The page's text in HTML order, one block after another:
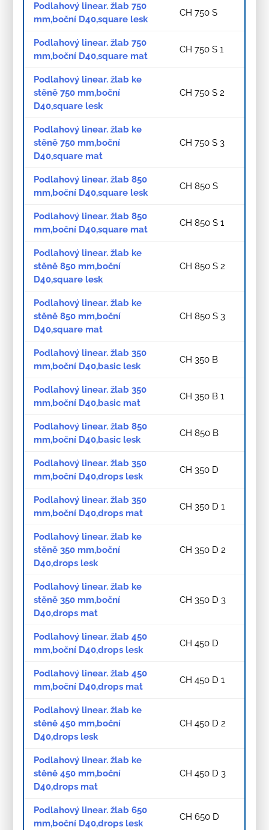
Podlahový linear. žlab 750
mm,boční D40,square lesk
CH 750 S
Podlahový linear. žlab 750
mm,boční D40,square mat
CH 750 S 1
Podlahový linear. žlab ke
stěně 750 mm,boční
D40,square lesk
CH 750 S 2
Podlahový linear. žlab ke
stěně 750 mm,boční
D40,square mat
CH 750 S 3
Podlahový linear. žlab 850
mm,boční D40,square lesk
CH 850 S
Podlahový linear. žlab 850
mm,boční D40,square mat
CH 850 S 1
Podlahový linear. žlab ke
stěně 850 mm,boční
D40,square lesk
CH 850 S 2
Podlahový linear. žlab ke
stěně 850 mm,boční
D40,square mat
CH 850 S 3
Podlahový linear. žlab 350
mm,boční D40,basic lesk
CH 350 B
Podlahový linear. žlab 350
mm,boční D40,basic mat
CH 350 B 1
Podlahový linear. žlab 850
mm,boční D40,basic lesk
CH 850 B
Podlahový linear. žlab 350
mm,boční D40,drops lesk
CH 350 D
Podlahový linear. žlab 350
mm,boční D40,drops mat
CH 350 D 1
Podlahový linear. žlab ke
stěně 350 mm,boční
D40,drops lesk
CH 350 D 2
Podlahový linear. žlab ke
stěně 350 mm,boční
D40,drops mat
CH 350 D 3
Podlahový linear. žlab 450
mm,boční D40,drops lesk
CH 450 D
Podlahový linear. žlab 450
mm,boční D40,drops mat
CH 450 D 1
Podlahový linear. žlab ke
stěně 450 mm,boční
D40,drops lesk
CH 450 D 2
Podlahový linear. žlab ke
stěně 450 mm,boční
D40,drops mat
CH 450 D 3
Podlahový linear. žlab 650
mm,boční D40,drops lesk
CH 650 D